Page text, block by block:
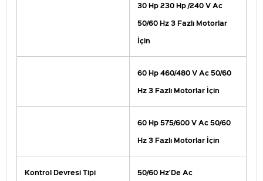
30 Hp 230 Hp /240 V Ac
50/60 Hz 3 Fazlı Motorlar
İçin
60 Hp 460/480 V Ac 50/60
Hz 3 Fazlı Motorlar İçin
60 Hp 575/600 V Ac 50/60
Hz 3 Fazlı Motorlar İçin
Kontrol Devresi Tipi 50/60 Hz'De Ac